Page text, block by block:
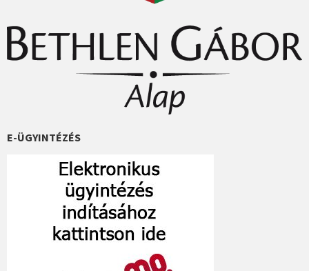
E-ÜGYINTÉZÉS